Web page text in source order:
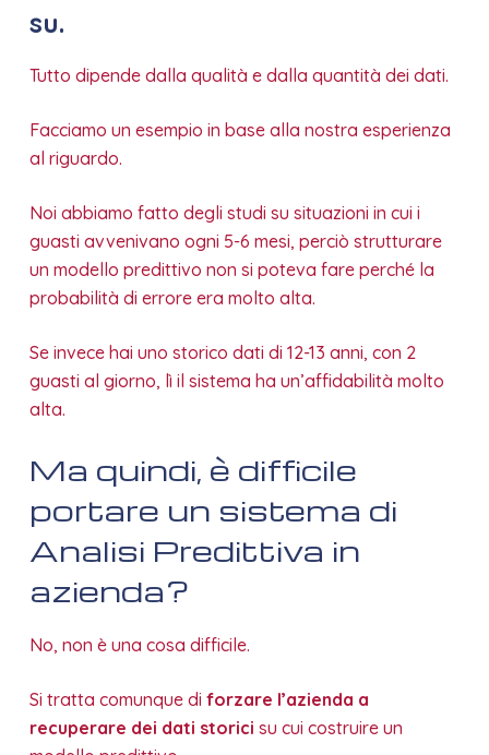
su.
Tutto dipende dalla qualità e dalla quantità dei dati.
Facciamo un esempio in base alla nostra esperienza
al riguardo.
Noi abbiamo fatto degli studi su situazioni in cui i
guasti avvenivano ogni 5-6 mesi, perciò strutturare
un modello predittivo non si poteva fare perché la
probabilità di errore era molto alta.
Se invece hai uno storico dati di 12-13 anni, con 2
guasti al giorno, lì il sistema ha un’affidabilità molto
alta.
Ma quindi, è difficile
portare un sistema di
Analisi Predittiva in
azienda?
No, non è una cosa difficile.
Si tratta comunque di forzare l’azienda a
recuperare dei dati storici su cui costruire un